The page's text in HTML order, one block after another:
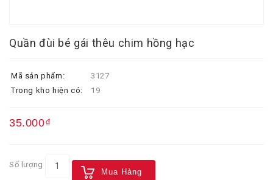
Quần đùi bé gái thêu chim hồng hạc
Mã sản phẩm:
3127
Trong kho hiện có:
19
35.000₫
Số lượng
Mua Hàng